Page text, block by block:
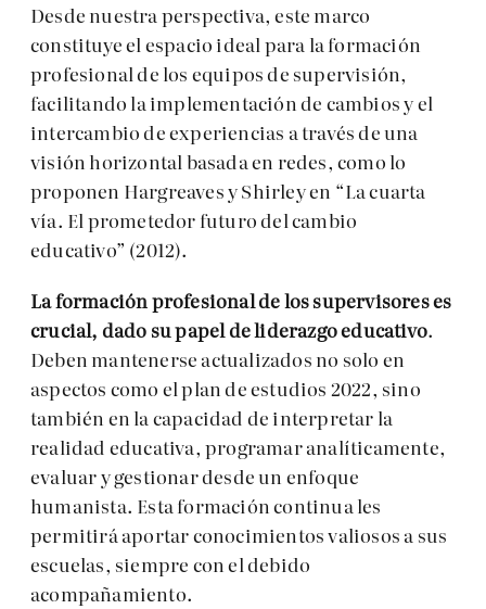
Desde nuestra perspectiva, este marco
constituye el espacio ideal para la formación
profesional de los equipos de supervisión,
facilitando la implementación de cambios y el
intercambio de experiencias a través de una
visión horizontal basada en redes, como lo
proponen Hargreaves y Shirley en “La cuarta
vía. El prometedor futuro del cambio
educativo” (2012).
La formación profesional de los supervisores es
crucial, dado su papel de liderazgo educativo.
Deben mantenerse actualizados no solo en
aspectos como el plan de estudios 2022, sino
también en la capacidad de interpretar la
realidad educativa, programar analíticamente,
evaluar y gestionar desde un enfoque
humanista. Esta formación continua les
permitirá aportar conocimientos valiosos a sus
escuelas, siempre con el debido
acompañamiento.